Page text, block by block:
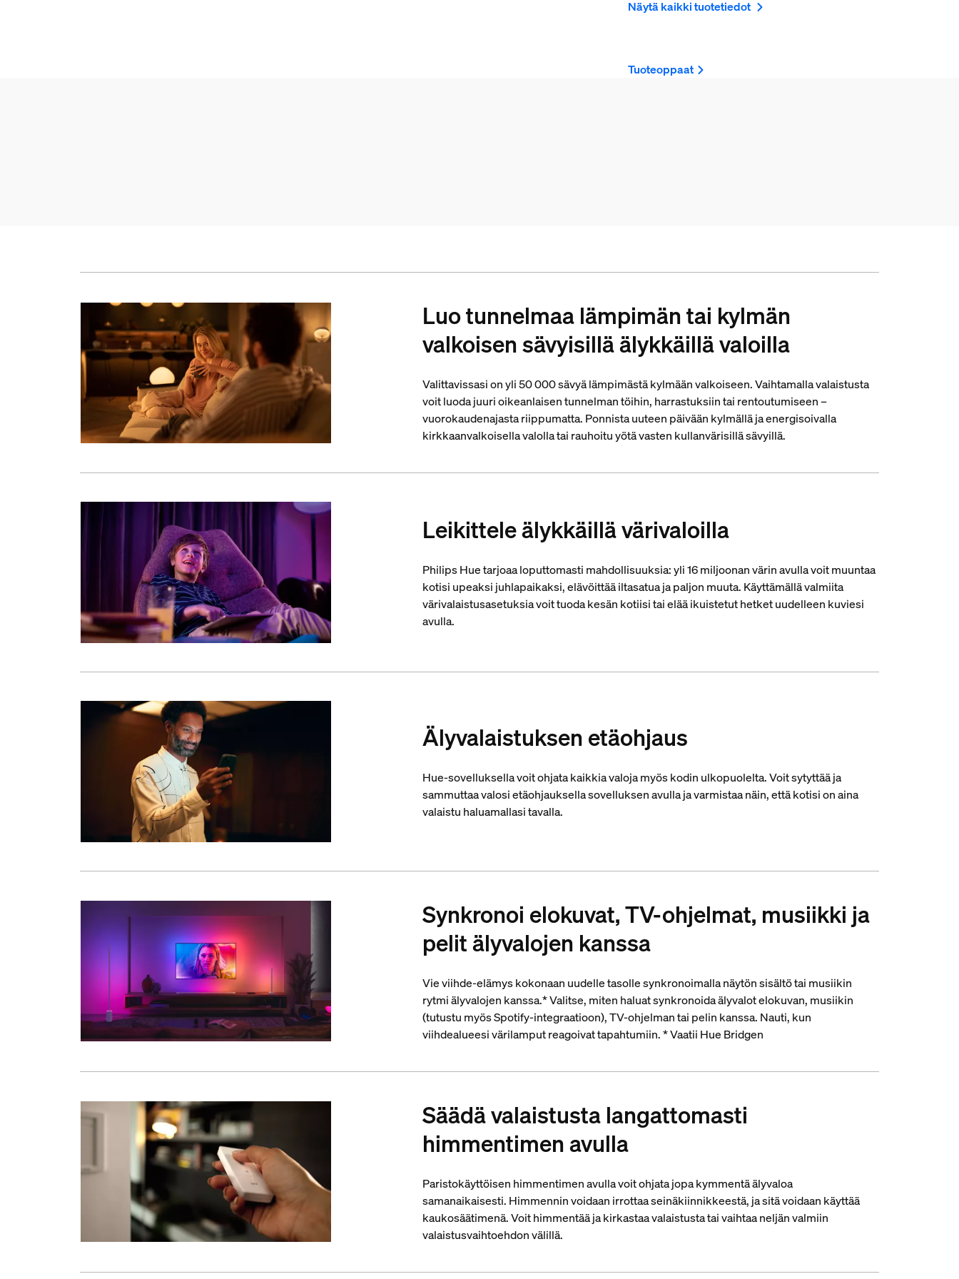
Näytä kaikki tuotetiedot
Tuoteoppaat
Luo tunnelmaa lämpimän tai kylmän
valkoisen sävyisillä älykkäillä valoilla
Valittavissasi on yli 50 000 sävyä lämpimästä kylmään valkoiseen. Vaihtamalla valaistusta
voit luoda juuri oikeanlaisen tunnelman töihin, harrastuksiin tai rentoutumiseen –
vuorokaudenajasta riippumatta. Ponnista uuteen päivään kylmällä ja energisoivalla
kirkkaanvalkoisella valolla tai rauhoitu yötä vasten kullanvärisillä sävyillä.
Leikittele älykkäillä värivaloilla
Philips Hue tarjoaa loputtomasti mahdollisuuksia: yli 16 miljoonan värin avulla voit muuntaa
kotisi upeaksi juhlapaikaksi, elävöittää iltasatua ja paljon muuta. Käyttämällä valmiita
värivalaistusasetuksia voit tuoda kesän kotiisi tai elää ikuistetut hetket uudelleen kuviesi
avulla.
Älyvalaistuksen etäohjaus
Hue-sovelluksella voit ohjata kaikkia valoja myös kodin ulkopuolelta. Voit sytyttää ja
sammuttaa valosi etäohjauksella sovelluksen avulla ja varmistaa näin, että kotisi on aina
valaistu haluamallasi tavalla.
Synkronoi elokuvat, TV-ohjelmat, musiikki ja
pelit älyvalojen kanssa
Vie viihde-elämys kokonaan uudelle tasolle synkronoimalla näytön sisältö tai musiikin
rytmi älyvalojen kanssa.* Valitse, miten haluat synkronoida älyvalot elokuvan, musiikin
(tutustu myös Spotify-integraatioon), TV-ohjelman tai pelin kanssa. Nauti, kun
viihdealueesi värilamput reagoivat tapahtumiin. * Vaatii Hue Bridgen
Säädä valaistusta langattomasti
himmentimen avulla
Paristokäyttöisen himmentimen avulla voit ohjata jopa kymmentä älyvaloa
samanaikaisesti. Himmennin voidaan irrottaa seinäkiinnikkeestä, ja sitä voidaan käyttää
kaukosäätimenä. Voit himmentää ja kirkastaa valaistusta tai vaihtaa neljän valmiin
valaistusvaihtoehdon välillä.